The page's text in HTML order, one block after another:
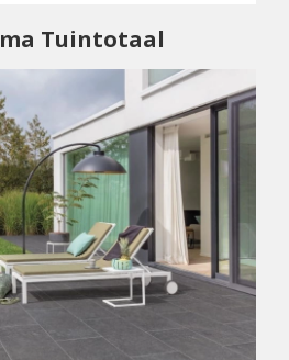
Tuintotaal